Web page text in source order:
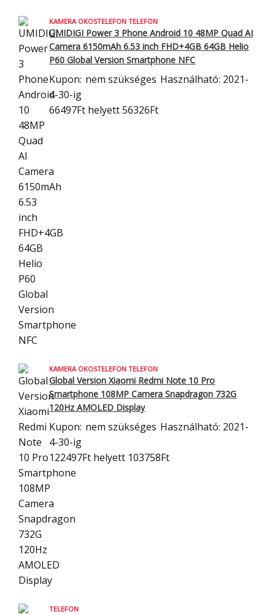
KAMERA OKOSTELEFON TELEFON
UMIDIGI Power 3 Phone Android 10 48MP Quad AI
Camera 6150mAh 6.53 inch FHD+4GB 64GB Helio
P60 Global Version Smartphone NFC
Kupon: nem szükséges Használható: 2021-
4-30-ig
66497Ft helyett 56326Ft
KAMERA OKOSTELEFON TELEFON
Global Version Xiaomi Redmi Note 10 Pro
Smartphone 108MP Camera Snapdragon 732G
120Hz AMOLED Display
Kupon: nem szükséges Használható: 2021-
4-30-ig
122497Ft helyett 103758Ft
TELEFON